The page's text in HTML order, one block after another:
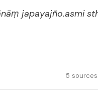
japayajño.asmi
5